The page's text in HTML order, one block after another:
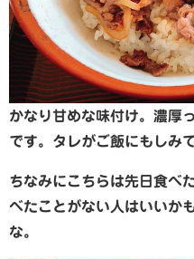
かなり甘めな味付け。濃厚
です。タレがご飯にもしみ
ちなみにこちらは先日食べ
べたことがない人はいいか
な。